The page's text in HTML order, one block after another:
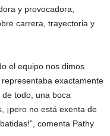
y provocadora,
carrera, trayectoria y
el equipo nos dimos
exactamente
todo, una boca
¡pero no está exenta de
comenta Pathy